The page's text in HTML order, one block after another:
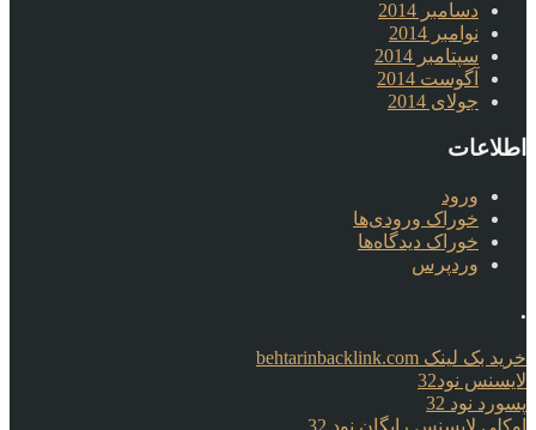
دسامبر 2014
نوامبر 2014
سپتامبر 2014
آگوست 2014
جولای 2014
اطلاعات
ورود
خوراک ورودی‌ها
خوراک دیدگاه‌ها
وردپرس
.
خرید بک لینک behtarinbacklink.com
لایسنس نود32
پسورد نود 32